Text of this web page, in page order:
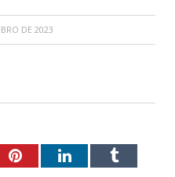
DE 2023
PinterestLinkedInTumblr